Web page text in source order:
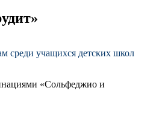
среди учащихся детских школ
«Сольфеджио и